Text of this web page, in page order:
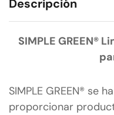
Descripción
SIMPLE GREEN®
SIMPLE GREEN® se
proporcionar